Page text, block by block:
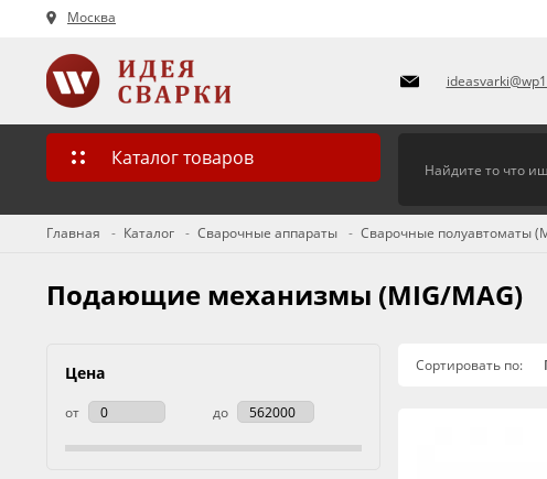
Москва
Каталог товаров
Главная Каталог Сварочные аппараты Сварочные полуавтоматы
Подающие механизмы (MIG/MAG)
Сортировать по:
Цена
от до